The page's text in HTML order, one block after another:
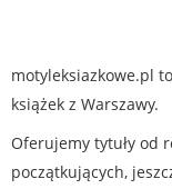
motyleksiazkowe.pl
książek z Warszawy.
Oferujemy tytuły od
początkujących,